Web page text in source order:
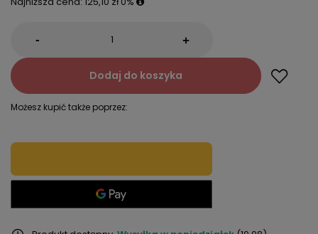
- +
Dodaj do koszyka
Możesz kupić także poprzez: